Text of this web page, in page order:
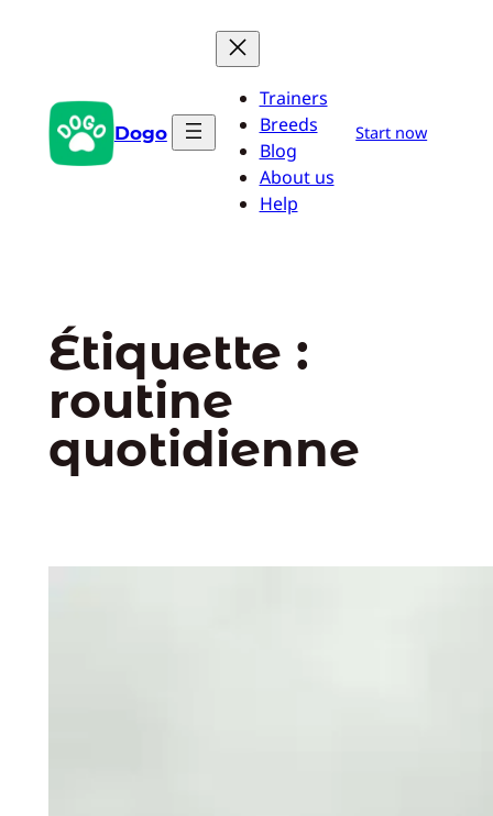
Dogo
Trainers
Breeds
Blog
About us
Help
Start now
Étiquette :
routine
quotidienne